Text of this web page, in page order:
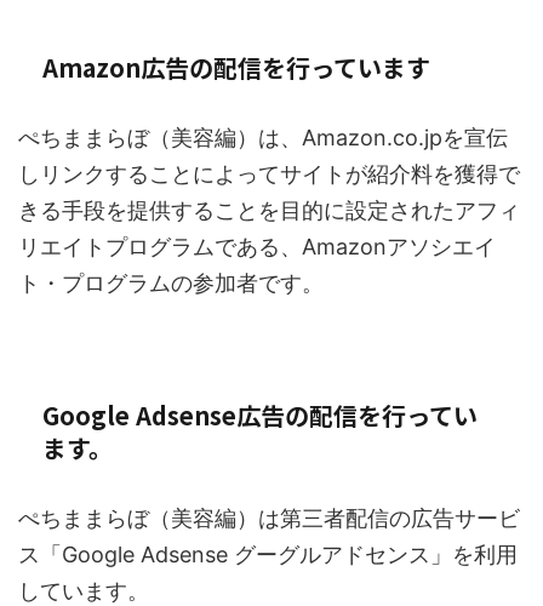
Amazon広告の配信を行っています
ぺちままらぼ（美容編）は、Amazon.co.jpを宣伝
しリンクすることによってサイトが紹介料を獲得で
きる手段を提供することを目的に設定されたアフィ
リエイトプログラムである、Amazonアソシエイ
ト・プログラムの参加者です。
Google Adsense広告の配信を行ってい
ます。
ぺちままらぼ（美容編）は第三者配信の広告サービ
ス「Google Adsense グーグルアドセンス」を利用
しています。